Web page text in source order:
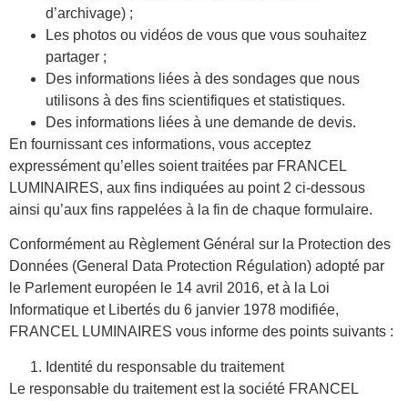
d’archivage) ;
Les photos ou vidéos de vous que vous souhaitez
partager ;
Des informations liées à des sondages que nous
utilisons à des fins scientifiques et statistiques.
Des informations liées à une demande de devis.
En fournissant ces informations, vous acceptez
expressément qu’elles soient traitées par FRANCEL
LUMINAIRES, aux fins indiquées au point 2 ci-dessous
ainsi qu’aux fins rappelées à la fin de chaque formulaire.
Conformément au Règlement Général sur la Protection des
Données (General Data Protection Régulation) adopté par
le Parlement européen le 14 avril 2016, et à la Loi
Informatique et Libertés du 6 janvier 1978 modifiée,
FRANCEL LUMINAIRES vous informe des points suivants :
Identité du responsable du traitement
Le responsable du traitement est la société FRANCEL